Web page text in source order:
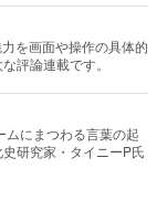
を画面や操作の具体的
評論連載です。
ムにまつわる言葉の起
研究家・タイニーP氏